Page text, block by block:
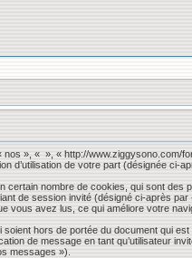
», « », « http://www.ziggysono.com/
d’utilisation de votre part (désignée ci-
nombre de cookies, qui sont
de session invité (désigné ci-après
avez lus, ce qui améliore votre
hors de portée du document qui
de message en tant qu’utilisateur
messages »).